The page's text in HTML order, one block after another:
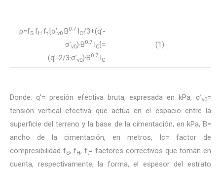
ρ=fS·fH·ft·[σ’v0·B0.7·IC/3+(q’-
σ’v0)·B0.7·IC]=
(q’-2/3·σ’v0)·B0.7·IC
(1)
Donde: q’= presión efectiva bruta, expresada en kPa, σ’v0=
tensión vertical efectiva que actúa en el espacio entre la
superficie del terreno y la base de la cimentación, en kPa, B=
ancho de la cimentación, en metros, Ic= factor de
compresibilidad fS, fH, ft= factores correctivos que toman en
cuenta, respectivamente, la forma, el espesor del estrato